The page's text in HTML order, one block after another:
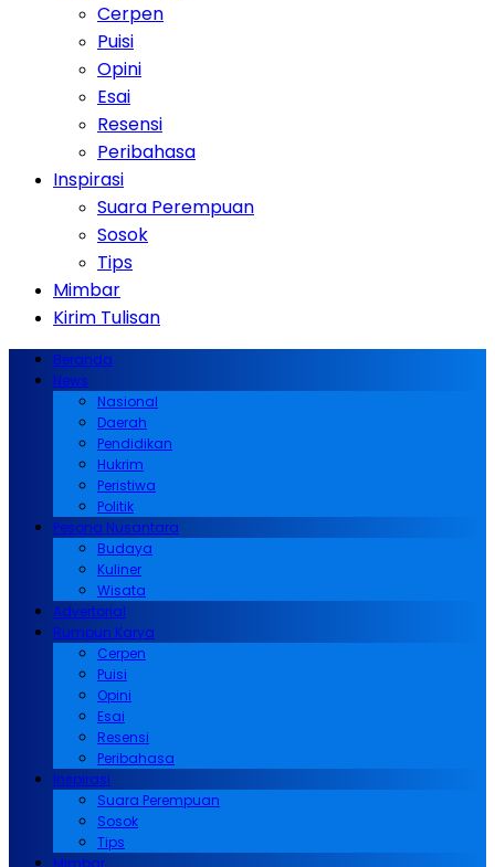
Cerpen
Puisi
Opini
Esai
Resensi
Peribahasa
Inspirasi
Suara Perempuan
Sosok
Tips
Mimbar
Kirim Tulisan
Beranda
News
Nasional
Daerah
Pendidikan
Hukrim
Peristiwa
Politik
Pesona Nusantara
Budaya
Kuliner
Wisata
Advertorial
Rumpun Karya
Cerpen
Puisi
Opini
Esai
Resensi
Peribahasa
Inspirasi
Suara Perempuan
Sosok
Tips
Mimbar